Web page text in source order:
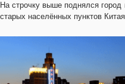
На строчку выше поднялся
старых населённых пунктов